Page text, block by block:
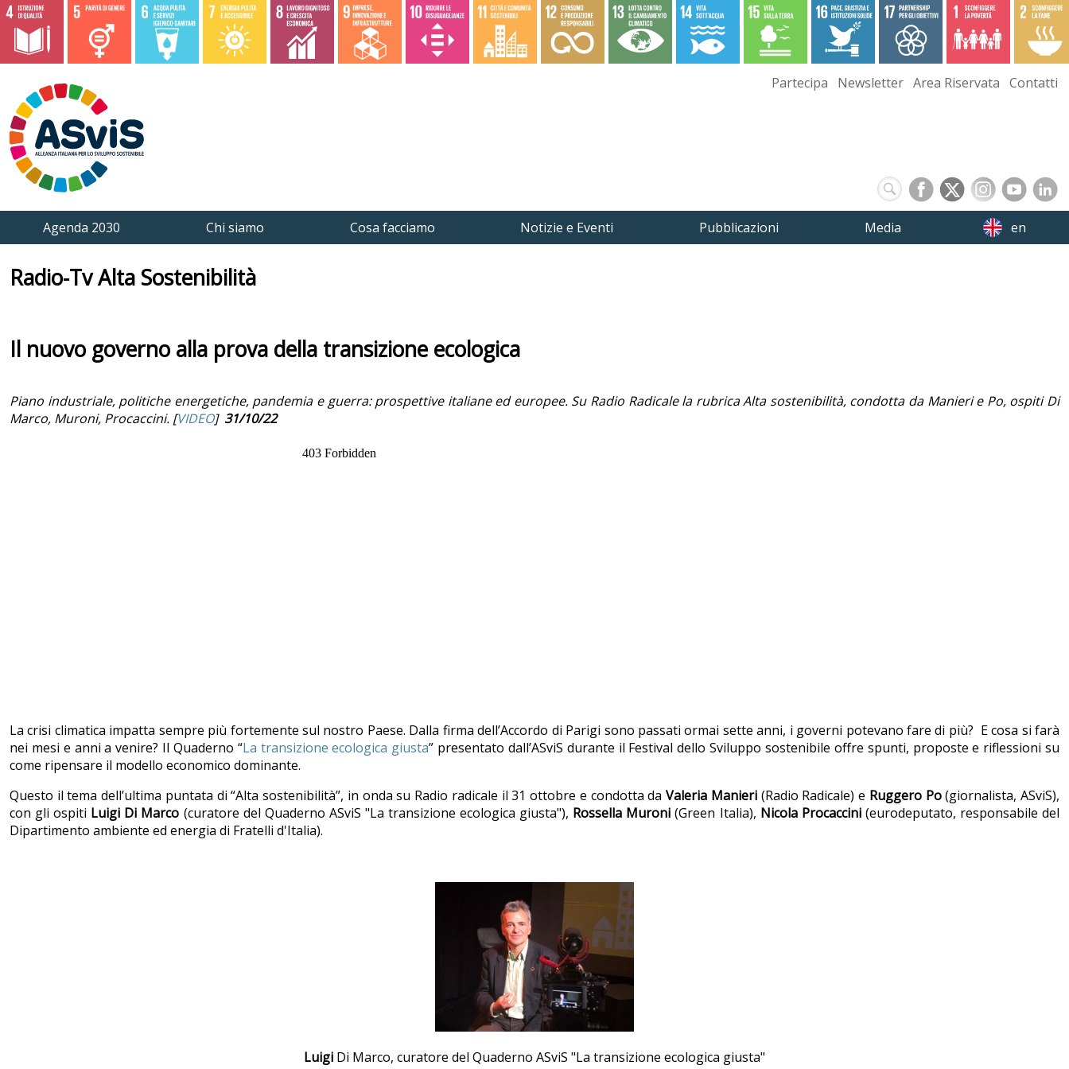
Partecipa Newsletter Area Riservata Contatti
Agenda 2030 Chi siamo Cosa facciamo Notizie e Eventi Pubblicazioni Media en
Radio-Tv Alta Sostenibilità
Il nuovo governo alla prova della transizione ecologica
Piano industriale, politiche energetiche, pandemia e guerra: prospettive italiane ed europee. Su Radio Radicale la rubrica Alta sostenibilità, condotta da Manieri e Po, ospiti Di
Marco, Muroni, Procaccini. [VIDEO] 31/10/22
La crisi climatica impatta sempre più fortemente sul nostro Paese. Dalla firma dell’Accordo di Parigi sono passati ormai sette anni, i governi potevano fare di più? E cosa si farà
nei mesi e anni a venire? Il Quaderno “La transizione ecologica giusta” presentato dall’ASviS durante il Festival dello Sviluppo sostenibile offre spunti, proposte e riflessioni su
come ripensare il modello economico dominante.
Questo il tema dell’ultima puntata di “Alta sostenibilità”, in onda su Radio radicale il 31 ottobre e condotta daValeria Manieri(Radio Radicale) e Ruggero Po(giornalista, ASviS),
con gli ospiti Luigi Di Marco (curatore del Quaderno ASviS "La transizione ecologica giusta"), Rossella Muroni (Green Italia), Nicola Procaccini(eurodeputato, responsabile del
Dipartimento ambiente ed energia di Fratelli d'Italia).
Luigi Di Marco, curatore del Quaderno ASviS "La transizione ecologica giusta"